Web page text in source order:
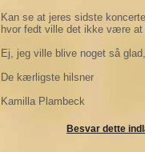
Kan se at jeres sidste
hvor fedt ville det ikke være
Ej, jeg ville blive noget så
De kærligste hilsner
Kamilla Plambeck
Besvar dette